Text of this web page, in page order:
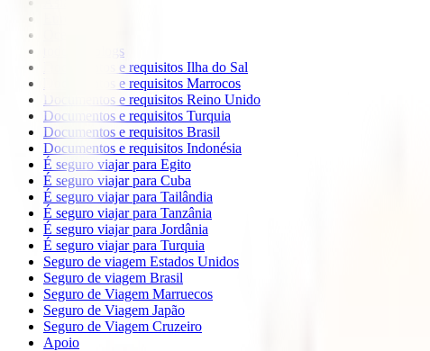
todos os blogs
Documentos e requisitos Ilha do Sal
Documentos e requisitos Marrocos
Documentos e requisitos Reino Unido
Documentos e requisitos Turquia
Documentos e requisitos Brasil
Documentos e requisitos Indonésia
É seguro viajar para Egito
É seguro viajar para Cuba
É seguro viajar para Tailândia
É seguro viajar para Tanzânia
É seguro viajar para Jordânia
É seguro viajar para Turquia
Seguro de viagem Estados Unidos
Seguro de viagem Brasil
Seguro de Viagem Marruecos
Seguro de Viagem Japão
Seguro de Viagem Cruzeiro
Apoio